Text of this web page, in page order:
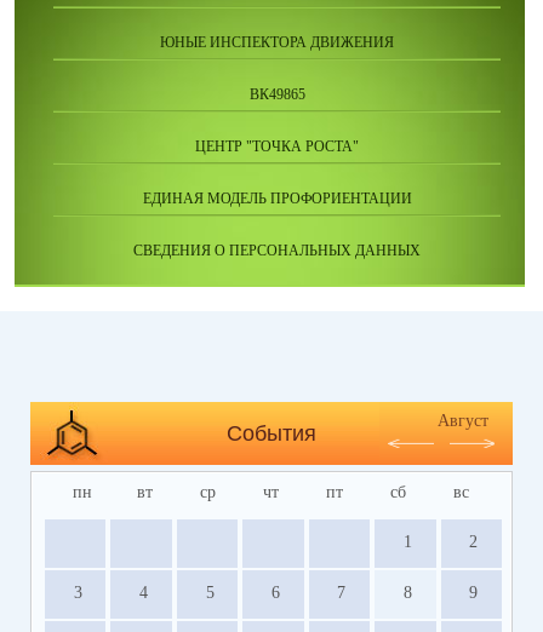
ЮНЫЕ ИНСПЕКТОРА ДВИЖЕНИЯ
ВК49865
ЦЕНТР "ТОЧКА РОСТА"
ЕДИНАЯ МОДЕЛЬ ПРОФОРИЕНТАЦИИ
СВЕДЕНИЯ О ПЕРСОНАЛЬНЫХ ДАННЫХ
События
Август
пн вт ср чт пт сб вс
1 2
3 4 5 6 7 8 9